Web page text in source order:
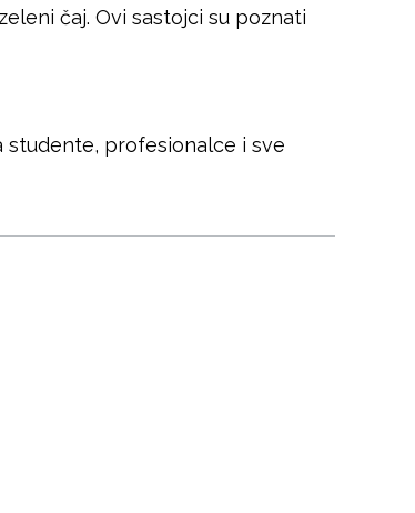
čaj. Ovi sastojci su poznati
studente, profesionalce i sve